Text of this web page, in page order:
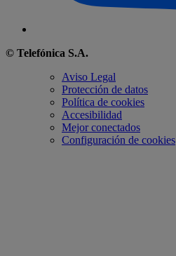
© Telefónica S.A.
Aviso Legal
Protección de datos
Política de cookies
Accesibilidad
Mejor conectados
Configuración de cookies